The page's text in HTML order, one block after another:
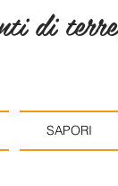
di
SAPORI